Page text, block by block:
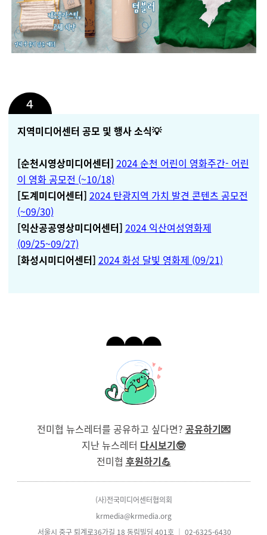
지역미디어센터 공모 및 행사 소식💡
[순천시영상미디어센터] 2024순천 어린이 영화주간- 어린
이 영화 공모전 (~10/18)
[도계미디어센터] 2024 탄광지역 가치 발견 콘텐츠 공모전
(~09/30)
[익산공공영상미디어센터] 2024 익산여성영화제
(09/25~09/27)
[화성시미디어센터] 2024 화성 달빛 영화제 (09/21)
전미협 뉴스레터를 공유하고 싶다면? 공유하기💌
지난 뉴스레터 다시보기🤓
전미협 후원하기💪
(사)전국미디어센터협의회
krmedia@krmedia.org
서울시 중구 퇴계로36가길 18 동림빌딩 401호 ｜ 02-6325-6430